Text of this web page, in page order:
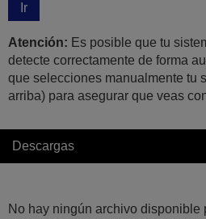
Ir
Atención: Es posible que tu
detecte correctamente de forma
que selecciones manualmente tu
arriba) para asegurar que veas
Descargas
No hay ningún archivo disponible